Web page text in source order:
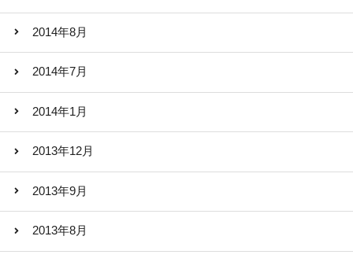
2014年8月
2014年7月
2014年1月
2013年12月
2013年9月
2013年8月